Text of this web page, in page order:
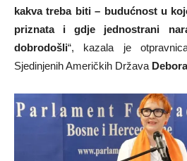
kakva treba biti – budućnost u
priznata i gdje jednostrani
dobrodošli“, kazala je
Sjedinjenih Američkih Država